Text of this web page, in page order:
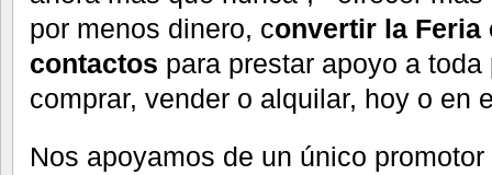
por menos dinero, convertir la Feria
contactos para prestar apoyo a
comprar, vender o alquilar, hoy o en
Nos apoyamos de un único